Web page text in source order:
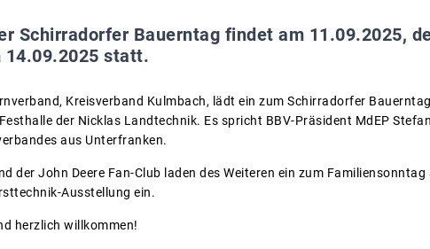
Schirradorfer Bauerntag findet am 11.09.2025,
14.09.2025 statt.
Kreisverband Kulmbach, lädt ein zum Schirradorfer
der Nicklas Landtechnik. Es spricht BBV-Präsident MdEP
aus Unterfranken.
der John Deere Fan-Club laden des Weiteren ein zum
Ausstellung ein.
herzlich willkommen!